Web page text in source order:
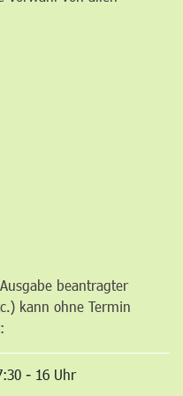
beantragter
kann ohne Termin
- 16 Uhr